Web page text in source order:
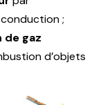
;
de gaz
d’objets